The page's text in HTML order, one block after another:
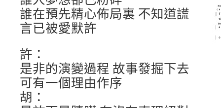
誰在預先精心佈局裏 不知道謊
言已被愛默許
許：
是非的演變過程 故事發掘下去
可有一個理由作序
胡：